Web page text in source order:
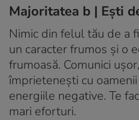
Majoritatea b | Eşti
Nimic din felul tău de a
un caracter frumos şi o
frumoasă. Comunici
împrieteneşti cu
energiile negative. Te
mari eforturi.